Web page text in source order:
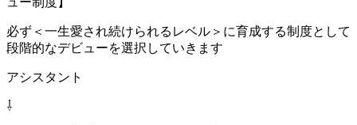
必ず＜一生愛され続けられるレベル＞に育成する制度として
段階的なデビューを選択していきます
アシスタント
⇩